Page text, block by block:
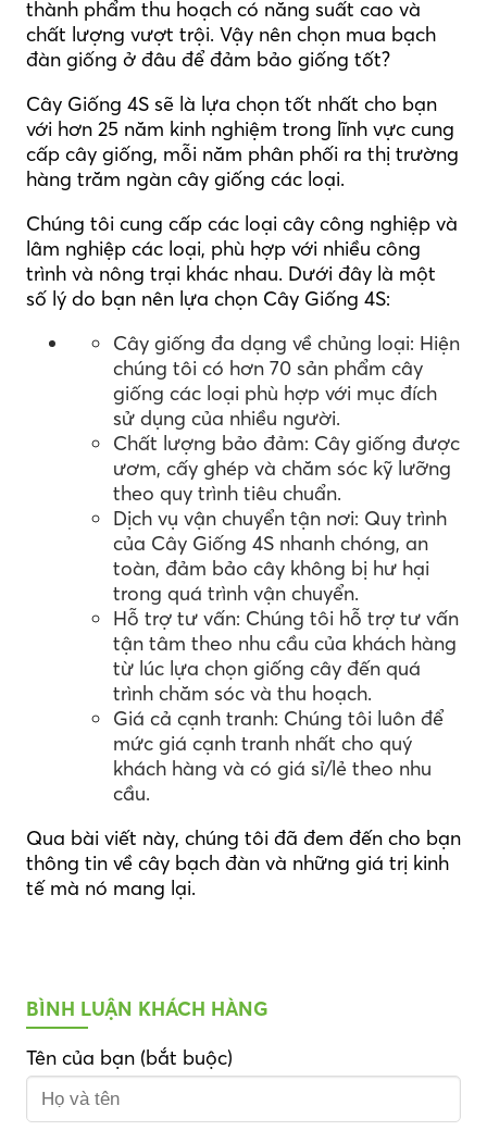
thành phẩm thu hoạch có năng suất cao và
chất lượng vượt trội. Vậy nên chọn mua bạch
đàn giống ở đâu để đảm bảo giống tốt?
Cây Giống 4S sẽ là lựa chọn tốt nhất cho bạn
với hơn 25 năm kinh nghiệm trong lĩnh vực cung
cấp cây giống, mỗi năm phân phối ra thị trường
hàng trăm ngàn cây giống các loại.
Chúng tôi cung cấp các loại cây công nghiệp và
lâm nghiệp các loại, phù hợp với nhiều công
trình và nông trại khác nhau. Dưới đây là một
số lý do bạn nên lựa chọn Cây Giống 4S:
Cây giống đa dạng về chủng loại: Hiện
chúng tôi có hơn 70 sản phẩm cây
giống các loại phù hợp với mục đích
sử dụng của nhiều người.
Chất lượng bảo đảm: Cây giống được
ươm, cấy ghép và chăm sóc kỹ lưỡng
theo quy trình tiêu chuẩn.
Dịch vụ vận chuyển tận nơi: Quy trình
của Cây Giống 4S nhanh chóng, an
toàn, đảm bảo cây không bị hư hại
trong quá trình vận chuyển.
Hỗ trợ tư vấn: Chúng tôi hỗ trợ tư vấn
tận tâm theo nhu cầu của khách hàng
từ lúc lựa chọn giống cây đến quá
trình chăm sóc và thu hoạch.
Giá cả cạnh tranh: Chúng tôi luôn để
mức giá cạnh tranh nhất cho quý
khách hàng và có giá sỉ/lẻ theo nhu
cầu.
Qua bài viết này, chúng tôi đã đem đến cho bạn
thông tin về cây bạch đàn và những giá trị kinh
tế mà nó mang lại.
BÌNH LUẬN KHÁCH HÀNG
Tên của bạn (bắt buộc)